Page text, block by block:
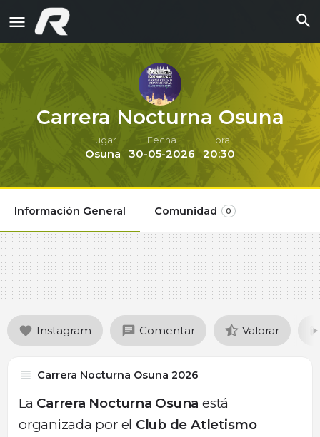
Carrera Nocturna Osuna
Lugar
Osuna
Fecha
30-05-2026
Hora
20:30
Información General Comunidad 0
Instagram Comentar Valorar
Carrera Nocturna Osuna 2026
La Carrera Nocturna Osuna está
organizada por el Club de Atletismo